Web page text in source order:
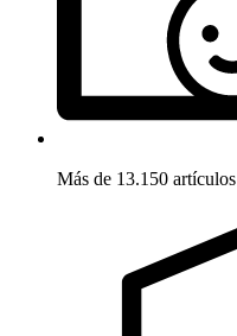
Más de 13.150 artículos